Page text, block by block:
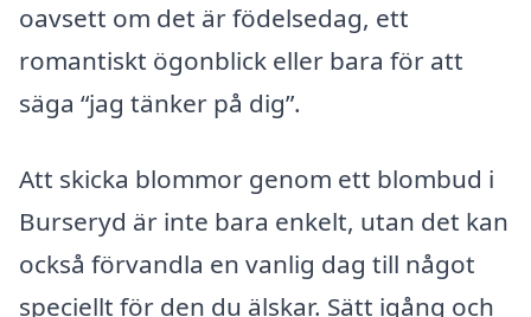
oavsett om det är födelsedag, ett
romantiskt ögonblick eller bara för att
säga “jag tänker på dig”.
Att skicka blommor genom ett blombud i
Burseryd är inte bara enkelt, utan det kan
också förvandla en vanlig dag till något
speciellt för den du älskar. Sätt igång och